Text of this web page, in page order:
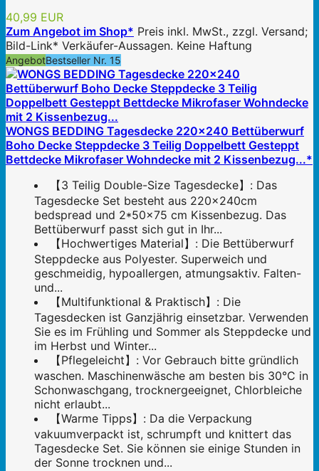
40,99 EUR
Zum Angebot im Shop* Preis inkl. MwSt., zzgl. Versand;
Bild-Link* Verkäufer-Aussagen. Keine Haftung
AngebotBestseller Nr. 15
WONGS BEDDING Tagesdecke 220x240 Bettüberwurf
Boho Decke Steppdecke 3 Teilig Doppelbett Gesteppt
Bettdecke Mikrofaser Wohndecke mit 2 Kissenbezug...*
【3 Teilig Double-Size Tagesdecke】: Das
Tagesdecke Set besteht aus 220x240cm
bedspread und 2*50x75 cm Kissenbezug. Das
Bettüberwurf passt sich gut in Ihr...
【Hochwertiges Material】: Die Bettüberwurf
Steppdecke aus Polyester. Superweich und
geschmeidig, hypoallergen, atmungsaktiv. Falten-
und...
【Multifunktional & Praktisch】: Die
Tagesdecken ist Ganzjährig einsetzbar. Verwenden
Sie es im Frühling und Sommer als Steppdecke und
im Herbst und Winter...
【Pflegeleicht】: Vor Gebrauch bitte gründlich
waschen. Maschinenwäsche am besten bis 30°C in
Schonwaschgang, trocknergeeignet, Chlorbleiche
nicht erlaubt...
【Warme Tipps】: Da die Verpackung
vakuumverpackt ist, schrumpft und knittert das
Tagesdecke Set. Sie können sie einige Stunden in
der Sonne trocknen und...